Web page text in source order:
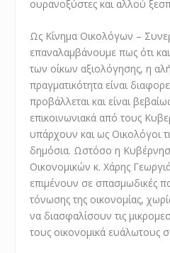
ουρανοξύστες και αλλού
Ως Κίνημα Οικολόγων –
επαναλαμβάνουμε πως ότι
των οίκων αξιολόγησης, η
πραγματικότητα είναι
προβάλλεται και είναι
επικοινωνιακά από τους
υπάρχουν και ως Οικολόγοι
δημόσια. Ωστόσο η
Οικονομικών κ. Χάρης
επιμένουν σε σπασμωδικές
τόνωσης της οικονομίας,
να διασφαλίσουν τις
τους οικονομικά ευάλωτους